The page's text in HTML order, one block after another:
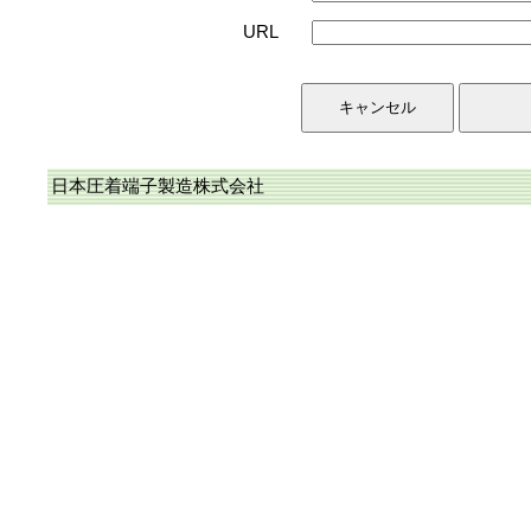
URL
日本圧着端子製造株式会社